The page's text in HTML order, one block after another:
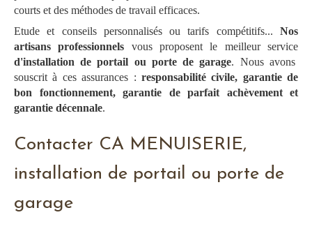
courts et des méthodes de travail efficaces.
Etude et conseils personnalisés ou tarifs compétitifs... Nos
artisans professionnels vous proposent le meilleur service
d'installation de portail ou porte de garage. Nous avons
souscrit à ces assurances : responsabilité civile, garantie de
bon fonctionnement, garantie de parfait achèvement et
garantie décennale.
Contacter CA MENUISERIE,
installation de portail ou porte de
garage